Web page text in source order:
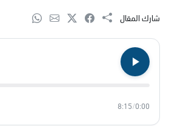
شارك المقال
0:00
/
8:15